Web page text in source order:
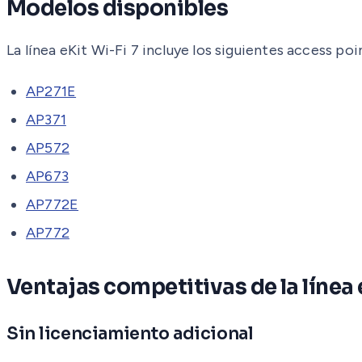
Modelos disponibles
La línea eKit Wi-Fi 7 incluye los siguientes access
AP271E
AP371
AP572
AP673
AP772E
AP772
Ventajas competitivas de la línea
Sin licenciamiento adicional